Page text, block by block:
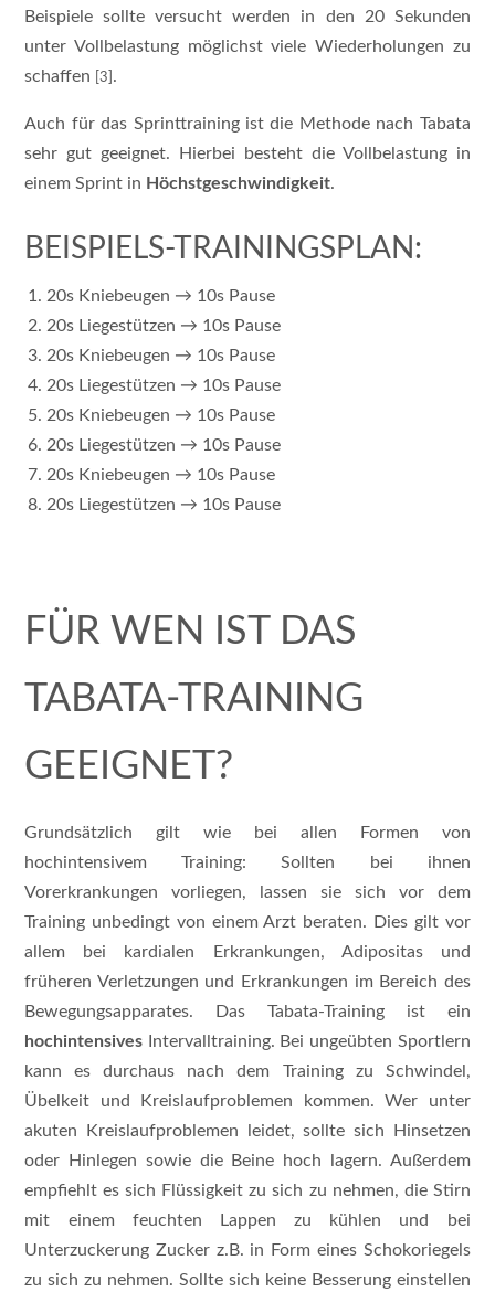
Beispiele sollte versucht werden in den 20 Sekunden
unter Vollbelastung möglichst viele Wiederholungen zu
schaffen
[3] .
Auch für das Sprinttraining ist die Methode nach Tabata
sehr gut geeignet. Hierbei besteht die Vollbelastung in
einem Sprint in Höchstgeschwindigkeit.
BEISPIELS-TRAININGSPLAN:
20s Kniebeugen → 10s Pause
20s Liegestützen → 10s Pause
20s Kniebeugen → 10s Pause
20s Liegestützen → 10s Pause
20s Kniebeugen → 10s Pause
20s Liegestützen → 10s Pause
20s Kniebeugen → 10s Pause
20s Liegestützen → 10s Pause
FÜR WEN IST DAS
TABATA-TRAINING
GEEIGNET?
Grundsätzlich gilt wie bei allen Formen von
hochintensivem Training: Sollten bei ihnen
Vorerkrankungen vorliegen, lassen sie sich vor dem
Training unbedingt von einem Arzt beraten. Dies gilt vor
allem bei kardialen Erkrankungen, Adipositas und
früheren Verletzungen und Erkrankungen im Bereich des
Bewegungsapparates. Das Tabata-Training ist ein
hochintensives Intervalltraining. Bei ungeübten Sportlern
kann es durchaus nach dem Training zu Schwindel,
Übelkeit und Kreislaufproblemen kommen. Wer unter
akuten Kreislaufproblemen leidet, sollte sich Hinsetzen
oder Hinlegen sowie die Beine hoch lagern. Außerdem
empfiehlt es sich Flüssigkeit zu sich zu nehmen, die Stirn
mit einem feuchten Lappen zu kühlen und bei
Unterzuckerung Zucker z.B. in Form eines Schokoriegels
zu sich zu nehmen. Sollte sich keine Besserung einstellen